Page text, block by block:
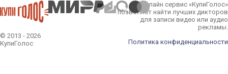
© 2013 - 2026
КупиГолос
Онлайн сервис «КупиГолос»
позволяет найти лучших дикторов
для записи видео или аудио
рекламы.
Политика конфиденциальности